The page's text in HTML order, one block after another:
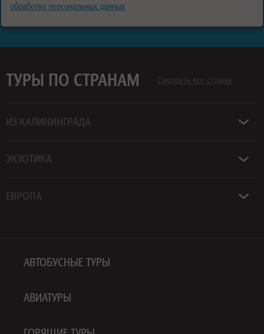
обработку персональных данных
ТУРЫ ПО СТРАНАМ Смотреть все страны
ИЗ КАЛИНИНГРАДА
ЭКЗОТИКА
ЕВРОПА
АВТОБУСНЫЕ ТУРЫ
АВИАТУРЫ